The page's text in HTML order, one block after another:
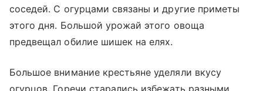
соседей. С огурцами связаны и другие приметы
этого дня. Большой урожай этого овоща
предвещал обилие шишек на елях.
Большое внимание крестьяне уделяли вкусу
огурцов. Горечи старались избежать разными